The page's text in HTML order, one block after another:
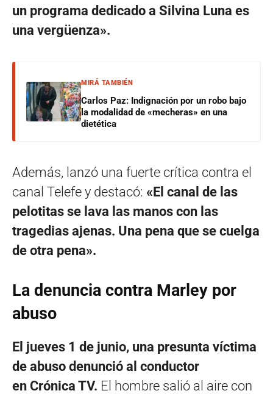
un programa dedicado a Silvina Luna es
una vergüenza».
MIRÁ TAMBIÉN
Carlos Paz: Indignación por un robo bajo
la modalidad de «mecheras» en una
dietética
Además, lanzó una fuerte crítica contra el
canal Telefe y destacó: «El canal de las
pelotitas se lava las manos con las
tragedias ajenas. Una pena que se cuelga
de otra pena».
La denuncia contra Marley por
abuso
El jueves 1 de junio, una presunta víctima
de abuso denunció al conductor
en Crónica TV. El hombre salió al aire con